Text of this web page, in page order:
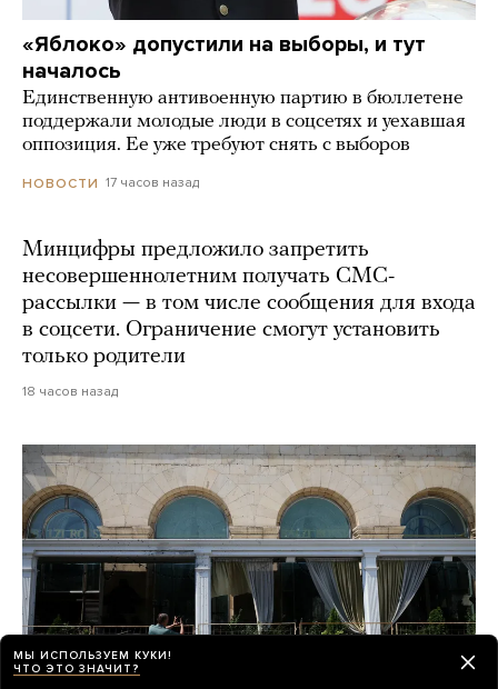
«Яблоко» допустили на выборы, и тут
началось
Единственную антивоенную партию в бюллетене
поддержали молодые люди в соцсетях и уехавшая
оппозиция. Ее уже требуют снять с выборов
НОВОСТИ 17 часов назад
Минцифры предложило запретить
несовершеннолетним получать СМС-
рассылки — в том числе сообщения для входа
в соцсети. Ограничение смогут установить
только родители
18 часов назад
МЫ ИСПОЛЬЗУЕМ КУКИ!
ЧТО ЭТО ЗНАЧИТ?